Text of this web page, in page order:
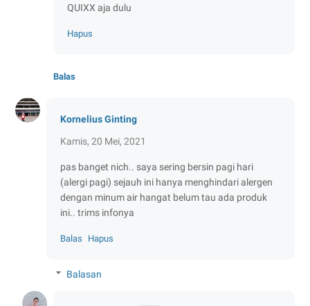
QUIXX aja dulu
Hapus
Balas
Kornelius Ginting
Kamis, 20 Mei, 2021
pas banget nich.. saya sering bersin pagi hari
(alergi pagi) sejauh ini hanya menghindari alergen
dengan minum air hangat belum tau ada produk
ini.. trims infonya
Balas Hapus
Balasan